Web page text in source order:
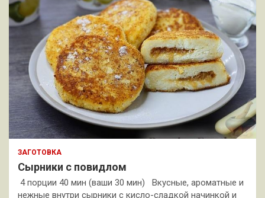
ЗАГОТОВКА
Сырники с повидлом
4 порции 40 мин (ваши 30 мин) Вкусные, ароматные и
нежные внутри сырники с кисло-сладкой начинкой и